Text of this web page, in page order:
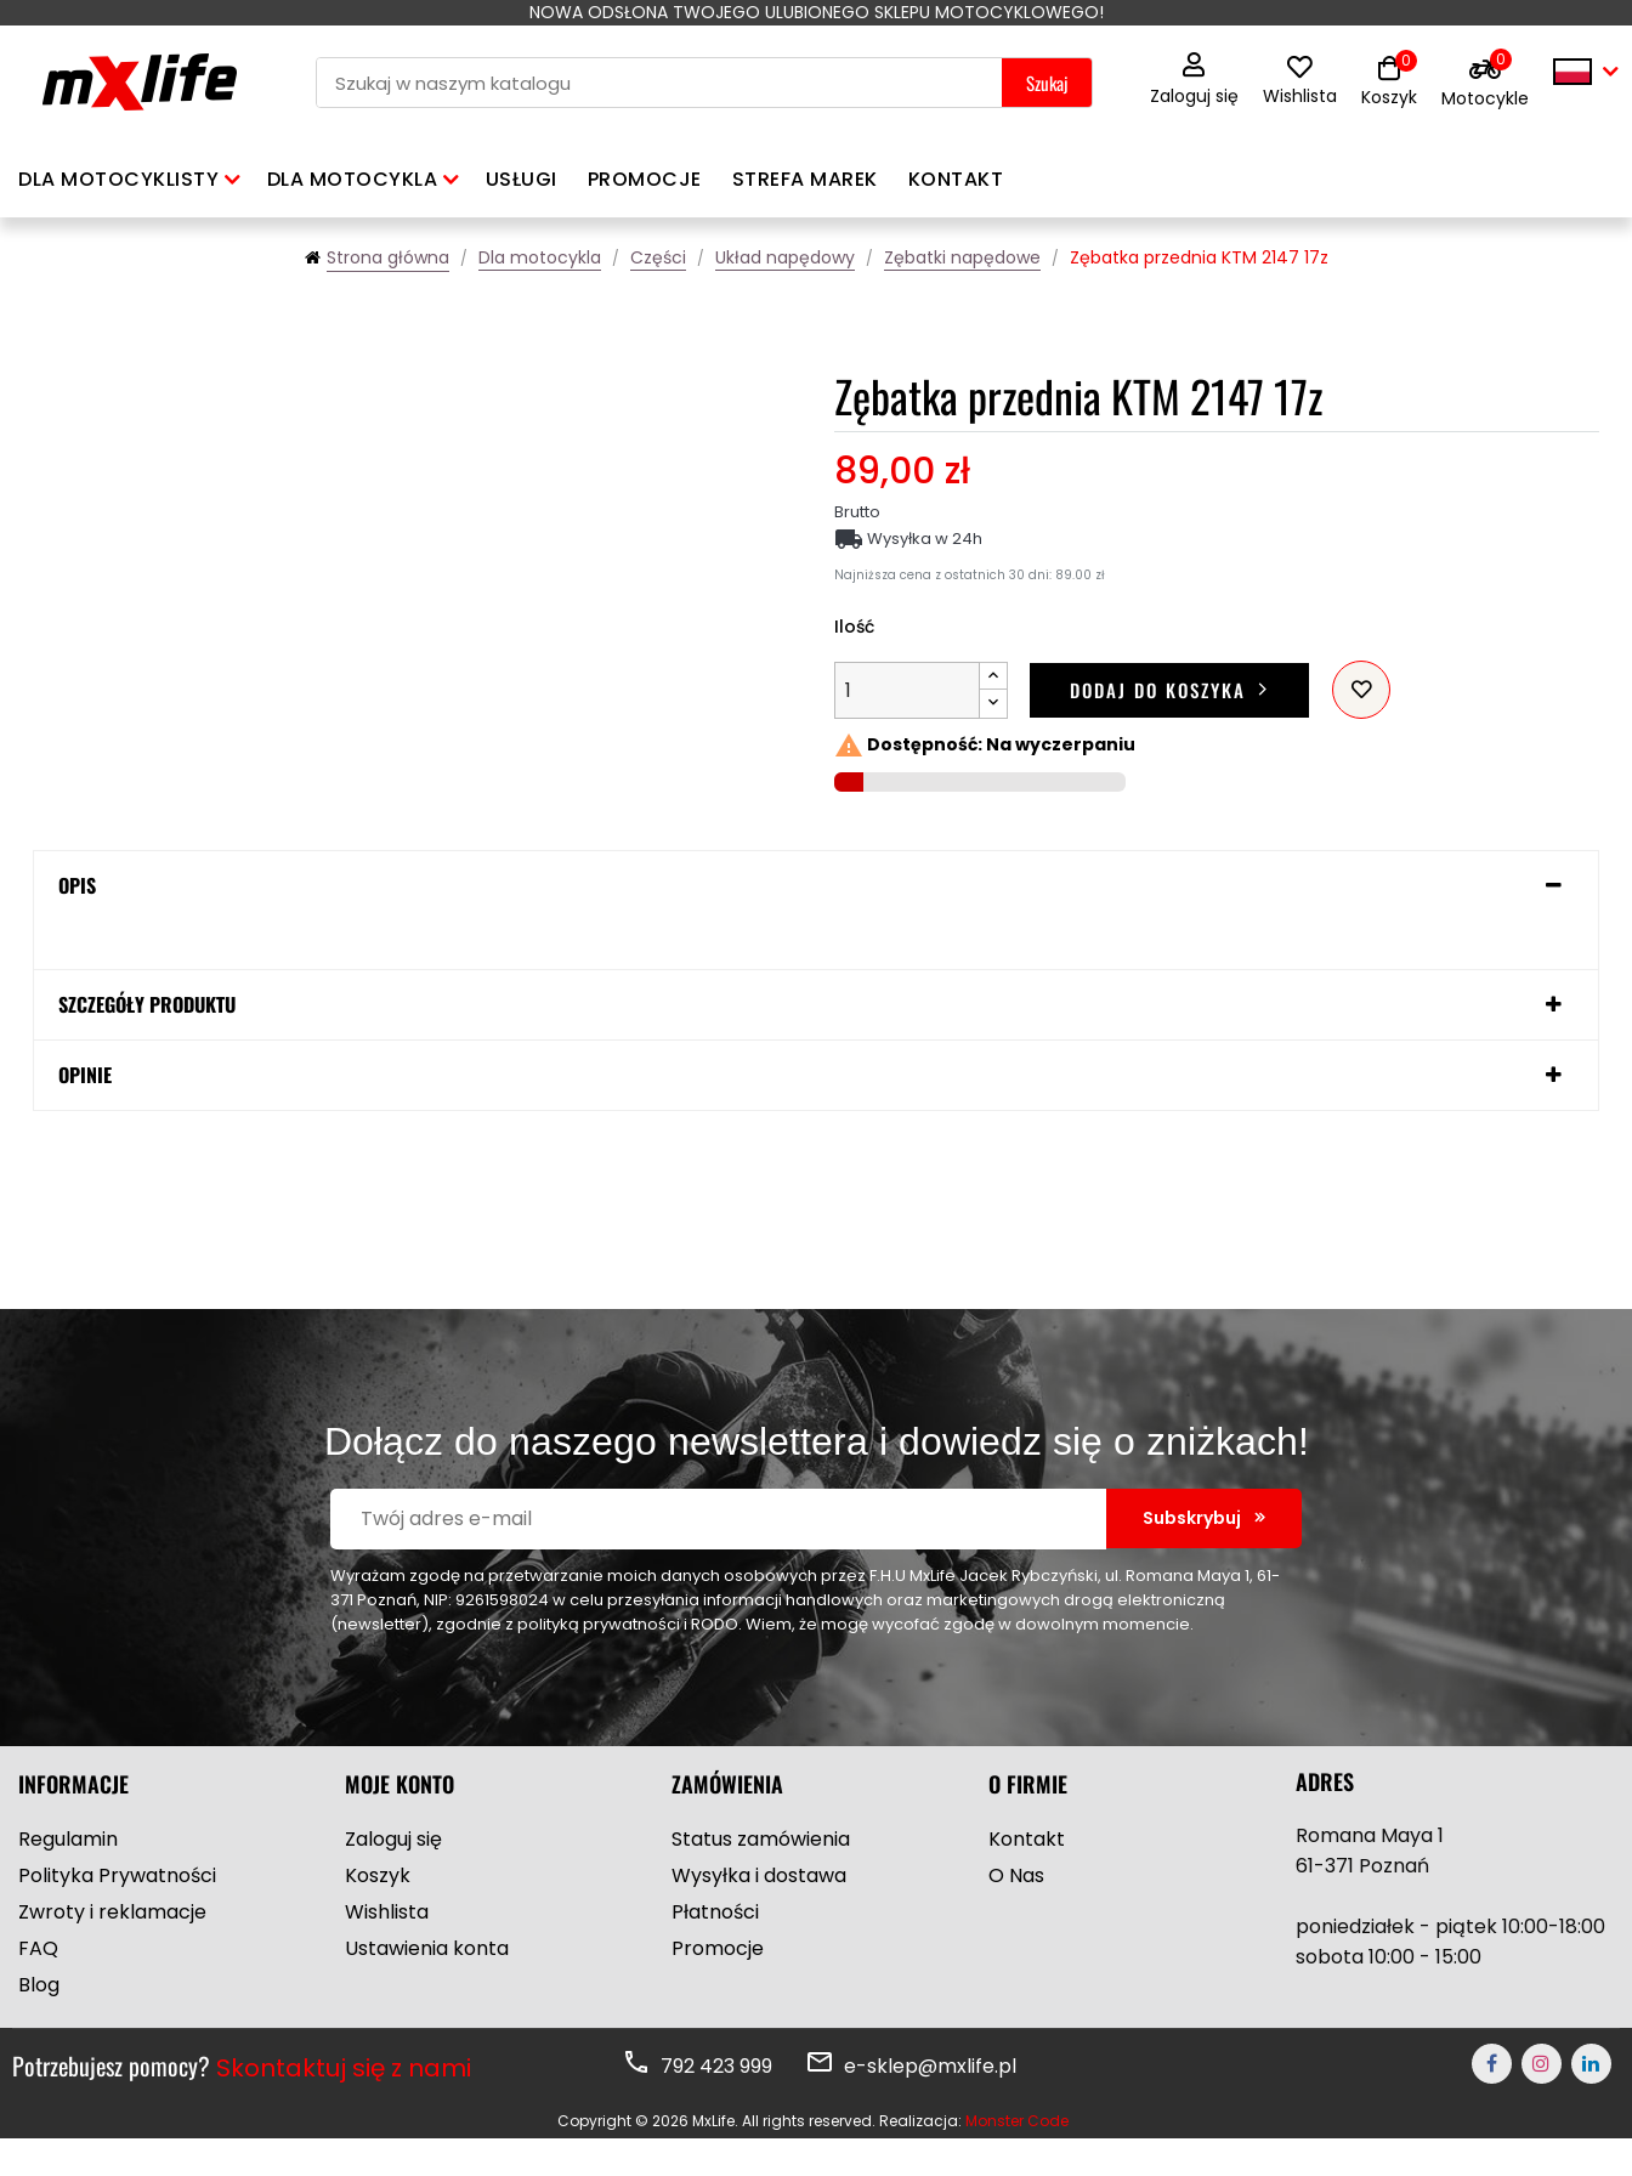
NOWA ODSŁONA TWOJEGO ULUBIONEGO SKLEPU MOTOCYKLOWEGO!
Szukaj Zaloguj się Wishlista Koszyk
0 0
Motocykle
DLA MOTOCYKLISTY DLA MOTOCYKLA USŁUGI PROMOCJE STREFA MAREK KONTAKT
Strona główna Dla motocykla Części Układ napędowy Zębatki napędowe Zębatka przednia KTM 2147 17z
Zębatka przednia KTM 2147 17z
89,00 zł
Brutto
Najniższa cena z ostatnich 30 dni: 89.00 zł
 Wysyłka w 24h
Ilość
DODAJ DO KOSZYKA
 Dostępność: Na wyczerpaniu
OPIS
SZCZEGÓŁY PRODUKTU
OPINIE
Dołącz do naszego newslettera i dowiedz się o zniżkach!
Subskrybuj
Wyrażam zgodę na przetwarzanie moich danych osobowych przez F.H.U MxLife Jacek Rybczyński, ul. Romana Maya 1, 61-
371 Poznań, NIP: 9261598024 w celu przesyłania informacji handlowych oraz marketingowych drogą elektroniczną
(newsletter), zgodnie z polityką prywatności i RODO. Wiem, że mogę wycofać zgodę w dowolnym momencie.
INFORMACJE
Regulamin
Polityka Prywatności
Zwroty i reklamacje
FAQ
Blog
MOJE KONTO
Zaloguj się
Koszyk
Wishlista
Ustawienia konta
ZAMÓWIENIA
Status zamówienia
Wysyłka i dostawa
Płatności
Promocje
O FIRMIE
Kontakt
O Nas
ADRES
Romana Maya 1
61-371 Poznań
poniedziałek - piątek 10:00-18:00
sobota 10:00 - 15:00
Potrzebujesz pomocy? Skontaktuj się z nami 792 423 999 e-sklep@mxlife.pl
Copyright © 2026 MxLife. All rights reserved. Realizacja: Monster Code